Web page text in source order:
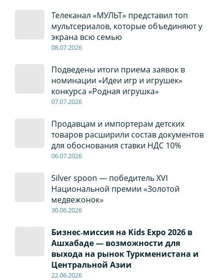
Телеканал «МУЛЬТ» представил топ
мультсериалов, которые объединяют у
экрана всю семью
08.07.2026
Подведены итоги приема заявок в
номинации «Идеи игр и игрушек»
конкурса «Родная игрушка»
07.07.2026
Продавцам и импортерам детских
товаров расширили состав документов
для обоснования ставки НДС 10%
06.07.2026
Silver spoon — победитель XVI
Национальной премии «Золотой
медвежонок»
30.06.2026
Бизнес‑миссия на Kids Expo 2026 в
Ашхабаде — возможности для
выхода на рынок Туркменистана и
Центральной Азии
22.06.2026